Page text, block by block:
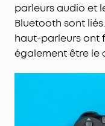
parleurs audio et
Bluetooth sont
haut-parleurs ont
également être le